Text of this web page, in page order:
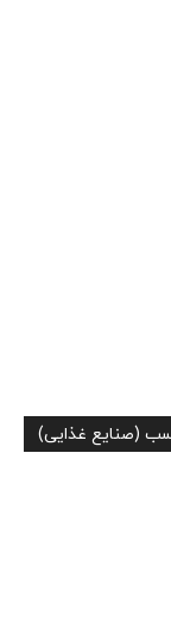
(صنایع غذایی)